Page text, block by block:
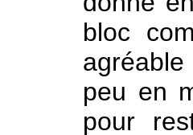
bloc
peu en
pour